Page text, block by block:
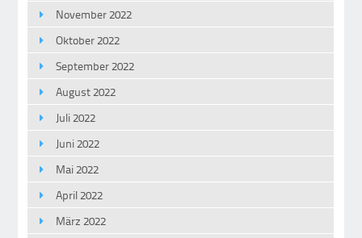
November 2022
Oktober 2022
September 2022
August 2022
Juli 2022
Juni 2022
Mai 2022
April 2022
März 2022